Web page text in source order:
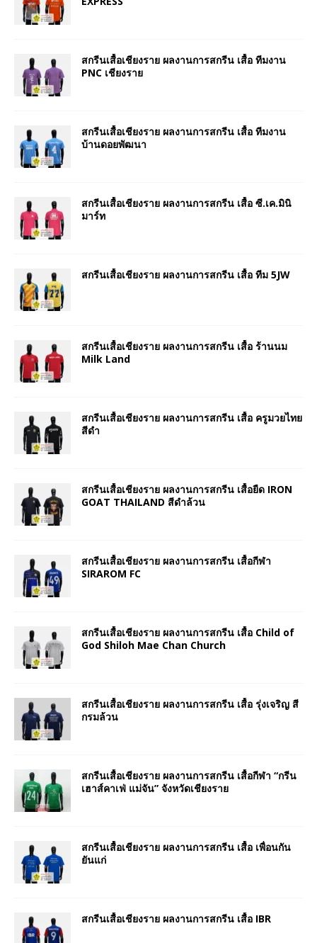
สกรีนเสื้อเชียงราย ผลงานการสกรีน เสื้อ ทีมงาน
PNC เชียงราย
สกรีนเสื้อเชียงราย ผลงานการสกรีน เสื้อ ทีมงาน
บ้านดอยพัฒนา
สกรีนเสื้อเชียงราย ผลงานการสกรีน เสื้อ ซี.เค.มินิ
มาร์ท
สกรีนเสื้อเชียงราย ผลงานการสกรีน เสื้อ ทีม 5JW
สกรีนเสื้อเชียงราย ผลงานการสกรีน เสื้อ ร้านนม
Milk Land
สกรีนเสื้อเชียงราย ผลงานการสกรีน เสื้อ ครูมวยไทย
สีดำ
สกรีนเสื้อเชียงราย ผลงานการสกรีน เสื้อยืด IRON
GOAT THAILAND สีดำล้วน
สกรีนเสื้อเชียงราย ผลงานการสกรีน เสื้อกีฬา
SIRAROM FC
สกรีนเสื้อเชียงราย ผลงานการสกรีน เสื้อ Child of
God Shiloh Mae Chan Church
สกรีนเสื้อเชียงราย ผลงานการสกรีน เสื้อ รุ่งเจริญ สี
กรมล้วน
สกรีนเสื้อเชียงราย ผลงานการสกรีน เสื้อกีฬา “กรีน
เฮาส์คาเฟ่ แม่จัน” จังหวัดเชียงราย
สกรีนเสื้อเชียงราย ผลงานการสกรีน เสื้อ เพื่อนกัน
ยันแก่
สกรีนเสื้อเชียงราย ผลงานการสกรีน เสื้อ IBR